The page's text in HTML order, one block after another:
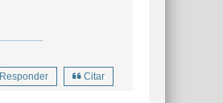
Responder Citar